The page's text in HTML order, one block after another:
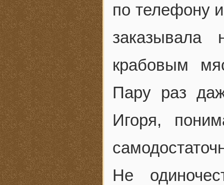
по телефону
заказывала
крабовым
Пару раз
Игоря,
Не